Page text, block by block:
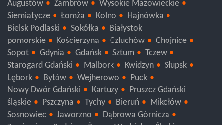
Augustów
Zambrów
Wysokie Mazowieckie
Siemiatycze
Łomża Kolno
Hajnówka
Bielsk Podlaski
Sokółka
Białystok
pomorskie
Kościerzyna Człuchów
Chojnice
Sopot
Gdynia Gdańsk Sztum
Tczew
Starogard Gdański
Malbork Kwidzyn
Słupsk
Lębork
Bytów Wejherowo
Puck
Nowy Dwór Gdański
Kartuzy
Pruszcz Gdański
śląskie
Pszczyna Tychy Bieruń
Mikołów
Sosnowiec
Jaworzno
Dąbrowa Górnicza